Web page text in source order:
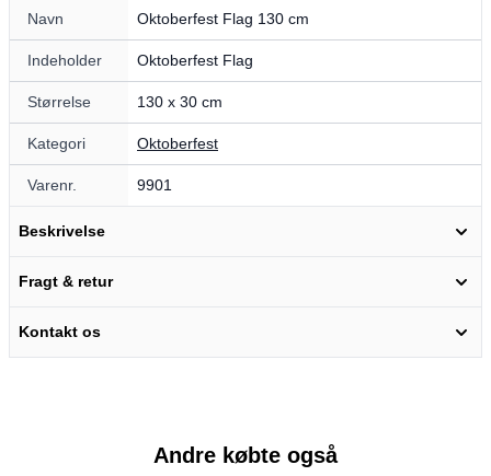
Navn Oktoberfest Flag 130 cm
Indeholder Oktoberfest Flag
Størrelse 130 x 30 cm
Kategori Oktoberfest
Varenr. 9901
Beskrivelse
Fragt & retur
Kontakt os
Andre købte også